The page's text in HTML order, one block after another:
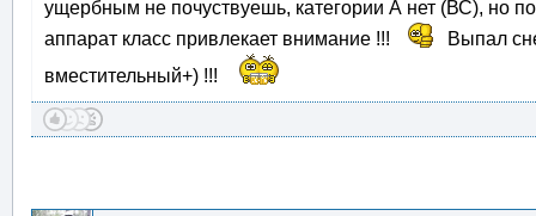
ущербным не почуствуешь, категории А нет (ВС), но
аппарат класс привлекает внимание !!!
Выпал
вместительный+) !!!